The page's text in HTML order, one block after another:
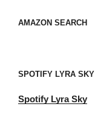
your
AMAZON SEARCH
SPOTIFY LYRA SKY
Spotify Lyra Sky